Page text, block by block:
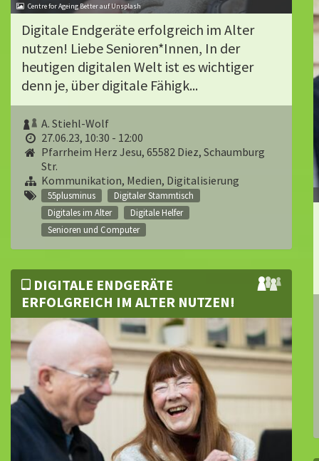
Centre for Ageing Better auf Unsplash
Digitale Endgeräte erfolgreich im Alter
nutzen! Liebe Senioren*Innen, In der
heutigen digitalen Welt ist es wichtiger
denn je, über digitale Fähigk...
A. Stiehl-Wolf
27.06.23, 10:30 - 12:00
Pfarrheim Herz Jesu, 65582 Diez, Schaumburg
Str.
Kommunikation, Medien, Digitalisierung
55plusminus
Digitaler Stammtisch
Digitales im Alter
Digitale Helfer
Senioren und Computer
DIGITALE ENDGERÄTE
ERFOLGREICH IM ALTER NUTZEN!